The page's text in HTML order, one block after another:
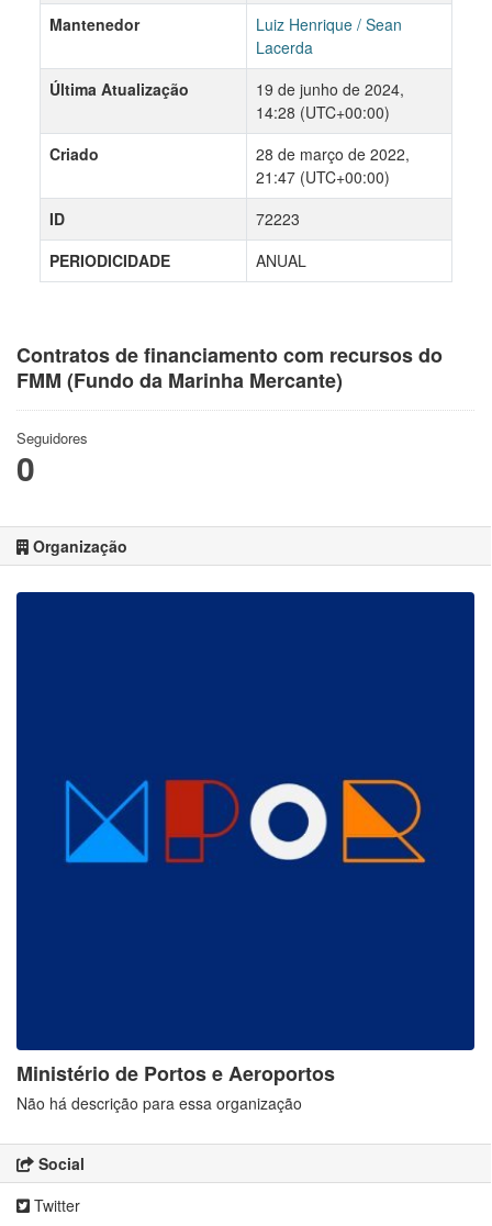
Contratos de financiamento com recursos do
FMM (Fundo da Marinha Mercante)
Seguidores
0
Organização
Ministério de Portos e Aeroportos
Não há descrição para essa organização
Social
Twitter
Mantenedor
Luiz Henrique / Sean
Lacerda
Última Atualização
19 de junho de 2024,
14:28 (UTC+00:00)
Criado
28 de março de 2022,
21:47 (UTC+00:00)
ID
72223
PERIODICIDADE
ANUAL